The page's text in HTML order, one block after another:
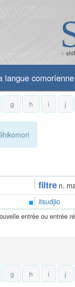
✧
langue comorienne
g h i j
filtre n.
itsudjio
entrée ou entrée
g h i j